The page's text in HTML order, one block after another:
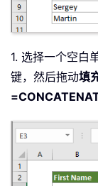
1. 选择一个空白
键，然后拖动填